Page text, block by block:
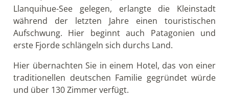
Wasserfällen von Petrohue. Hier haben Sie
ausreichend Zeit, um die herrlichen Ausblicke auf
die Wasserfälle, sowie den Vulkan Osorno zu
genießen. Anschließend geht es weiter bis zum See
Todos los Santos (Allerheiligen See). Hier
unternehmen Sie einen kleinen Spaziergang entlang
des Sees.
Weiter geht es zum Nordufer des Llanquihue-Sees